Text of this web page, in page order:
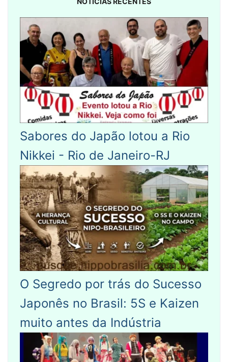
Sabores do Japão lotou a Rio
Nikkei - Rio de Janeiro-RJ
O Segredo por trás do Sucesso
Japonês no Brasil: 5S e Kaizen
muito antes da Indústria